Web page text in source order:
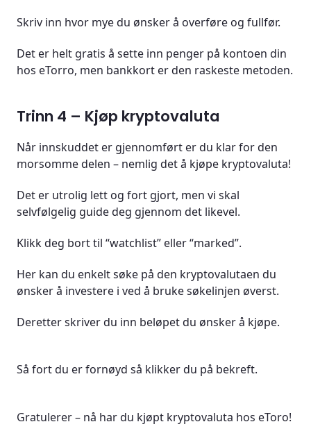
Skriv inn hvor mye du ønsker å overføre og fullfør.
Det er helt gratis å sette inn penger på kontoen din
hos eTorro, men bankkort er den raskeste metoden.
Trinn 4 – Kjøp kryptovaluta
Når innskuddet er gjennomført er du klar for den
morsomme delen – nemlig det å kjøpe kryptovaluta!
Det er utrolig lett og fort gjort, men vi skal
selvfølgelig guide deg gjennom det likevel.
Klikk deg bort til “watchlist” eller “marked”.
Her kan du enkelt søke på den kryptovalutaen du
ønsker å investere i ved å bruke søkelinjen øverst.
Deretter skriver du inn beløpet du ønsker å kjøpe.
Så fort du er fornøyd så klikker du på bekreft.
Gratulerer – nå har du kjøpt kryptovaluta hos eToro!